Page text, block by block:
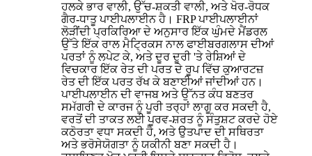
ਹਲਕੇ ਭਾਰ ਵਾਲੀ, ਉੱਚ-ਸ਼ਕਤੀ ਵਾਲੀ, ਅਤੇ ਖੋਰ-ਰੋਧਕ
ਗੈਰ-ਧਾਤੂ ਪਾਈਪਲਾਈਨ ਹੈ। FRP ਪਾਈਪਲਾਈਨਾਂ
ਲੋੜੀਂਦੀ ਪ੍ਰਕਿਰਿਆ ਦੇ ਅਨੁਸਾਰ ਇੱਕ ਘੁੰਮਦੇ ਮੈਂਡਰਲ
ਉੱਤੇ ਇੱਕ ਰਾਲ ਮੈਟ੍ਰਿਕਸ ਨਾਲ ਫਾਈਬਰਗਲਾਸ ਦੀਆਂ
ਪਰਤਾਂ ਨੂੰ ਲਪੇਟ ਕੇ, ਅਤੇ ਦੂਰ ਦੂਰੀ 'ਤੇ ਰੇਸ਼ਿਆਂ ਦੇ
ਵਿਚਕਾਰ ਇੱਕ ਰੇਤ ਦੀ ਪਰਤ ਦੇ ਰੂਪ ਵਿੱਚ ਕੁਆਰਟਜ਼
ਰੇਤ ਦੀ ਇੱਕ ਪਰਤ ਰੱਖ ਕੇ ਬਣਾਈਆਂ ਜਾਂਦੀਆਂ ਹਨ।
ਪਾਈਪਲਾਈਨ ਦੀ ਵਾਜਬ ਅਤੇ ਉੱਨਤ ਕੰਧ ਬਣਤਰ
ਸਮੱਗਰੀ ਦੇ ਕਾਰਜ ਨੂੰ ਪੂਰੀ ਤਰ੍ਹਾਂ ਲਾਗੂ ਕਰ ਸਕਦੀ ਹੈ,
ਵਰਤੋਂ ਦੀ ਤਾਕਤ ਲਈ ਪੂਰਵ-ਸ਼ਰਤ ਨੂੰ ਸੰਤੁਸ਼ਟ ਕਰਦੇ ਹੋਏ
ਕਠੋਰਤਾ ਵਧਾ ਸਕਦੀ ਹੈ, ਅਤੇ ਉਤਪਾਦ ਦੀ ਸਥਿਰਤਾ
ਅਤੇ ਭਰੋਸੇਯੋਗਤਾ ਨੂੰ ਯਕੀਨੀ ਬਣਾ ਸਕਦੀ ਹੈ।